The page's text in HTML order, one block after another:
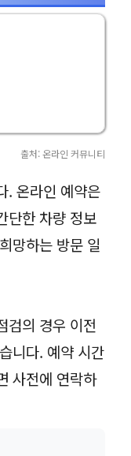
온라인 예약은
단한 차량 정보
망하는 방문 일